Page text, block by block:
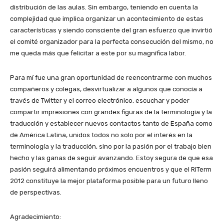
distribución de las aulas. Sin embargo, teniendo en cuenta la
complejidad que implica organizar un acontecimiento de estas
características y siendo consciente del gran esfuerzo que invirtió
el comité organizador para la perfecta consecución del mismo, no
me queda más que felicitar a este por su magnífica labor.
Para mí fue una gran oportunidad de reencontrarme con muchos
compañeros y colegas, desvirtualizar a algunos que conocía a
través de Twitter y el correo electrónico, escuchar y poder
compartir impresiones con grandes figuras de la terminología y la
traducción y establecer nuevos contactos tanto de España como
de América Latina, unidos todos no solo por el interés en la
terminología y la traducción, sino por la pasión por el trabajo bien
hecho y las ganas de seguir avanzando. Estoy segura de que esa
pasión seguirá alimentando próximos encuentros y que el RITerm
2012 constituye la mejor plataforma posible para un futuro lleno
de perspectivas.
Agradecimiento: